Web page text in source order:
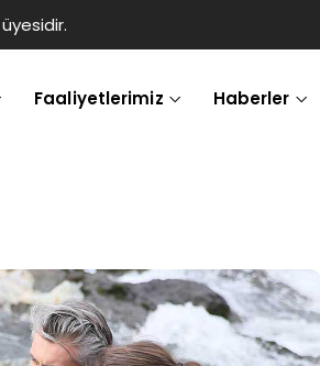
üyesidir.
Faaliyetlerimiz Haberler